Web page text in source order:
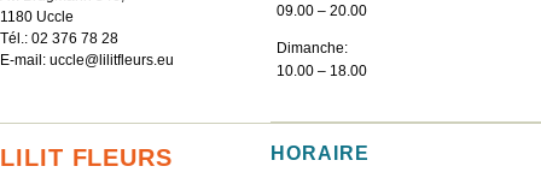
1180 Uccle
Tél.: 02 376 78 28
E-mail: uccle@lilitfleurs.eu
09.00 – 20.00
Dimanche:
10.00 – 18.00
LILIT FLEURS HORAIRE